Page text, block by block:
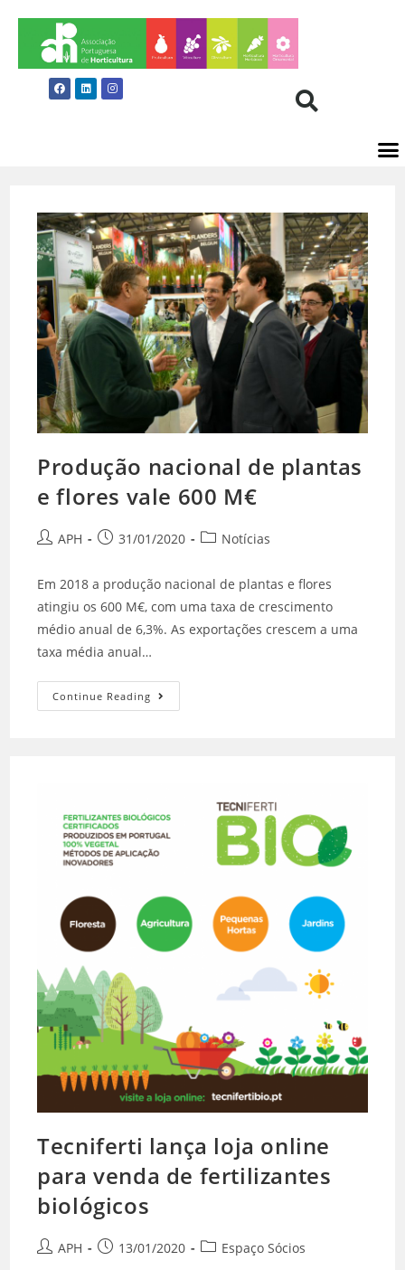
Produção nacional de plantas
e flores vale 600 M€
APH 31/01/2020 Notícias
Em 2018 a produção nacional de plantas e flores
atingiu os 600 M€, com uma taxa de crescimento
médio anual de 6,3%. As exportações crescem a uma
taxa média anual…
Continue Reading
Tecniferti lança loja online
para venda de fertilizantes
biológicos
APH 13/01/2020 Espaço Sócios